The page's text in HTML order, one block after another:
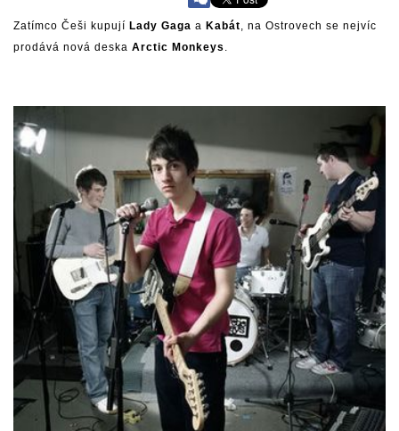
Zatímco Češi kupují Lady Gaga a Kabát, na Ostrovech se nejvíc
prodává nová deska Arctic Monkeys .